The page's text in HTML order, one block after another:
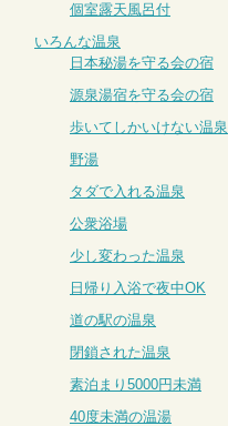
個室露天風呂付
いろんな温泉
日本秘湯を守る会の宿
源泉湯宿を守る会の宿
歩いてしかいけない温泉
野湯
タダで入れる温泉
公衆浴場
少し変わった温泉
日帰り入浴で夜中OK
道の駅の温泉
閉鎖された温泉
素泊まり5000円未満
40度未満の温湯